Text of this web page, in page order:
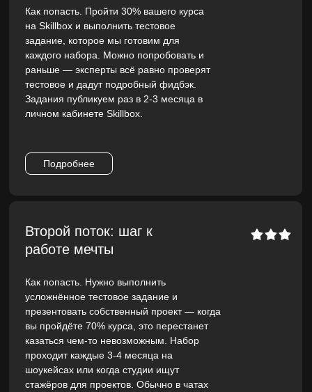
Как попасть. Пройти 30% вашего курса
на Skillbox и выполнить тестовое
задание, которое мы готовим для
каждого набора. Можно попробовать и
раньше — эксперты всё равно проверят
тестовое и дадут подробный фидбэк.
Задания публикуем раз в 2-3 месяца в
личном кабинете Skillbox.
Второй поток: шаг к
работе мечты
Как попасть. Нужно выполнить
усложнённое тестовое задание и
презентовать собственный проект — когда
вы пройдёте 70% курса, это перестанет
казаться чем-то невозможным. Набор
проходит каждые 3-4 месяца на
шоукейсах или когда студии ищут
стажёров для проектов. Обычно в чатах
Подробнее